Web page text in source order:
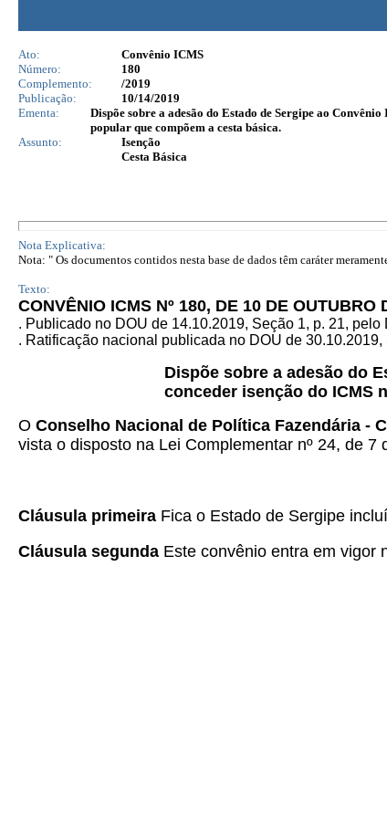
Ato:
Convênio ICMS
Número:
180
Complemento:
/2019
Publicação:
10/14/2019
Ementa:
Dispõe sobre a adesão do Estado de Sergipe ao
popular que compõem a cesta básica.
Assunto:
Isenção
Cesta Básica
Nota Explicativa:
Nota: " Os documentos contidos nesta base de dados têm caráter
Texto:
CONVÊNIO ICMS Nº 180, DE 10 DE OUTUBRO
. Publicado no DOU de 14.10.2019, Seção 1, p. 21,
. Ratificação nacional publicada no DOU de
Dispõe sobre a adesão do
conceder isenção do ICMS
O Conselho Nacional de Política Fazendária -
vista o disposto na Lei Complementar nº 24, de
Cláusula primeira Fica o Estado de Sergipe
Cláusula segunda Este convênio entra em vigor